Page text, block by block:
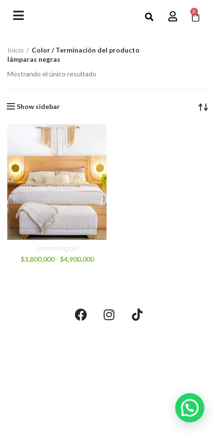
0
Inicio
Color / Terminación del producto
lámparas negras
Mostrando el único resultado
Show sidebar
Cama Fragola
$3,800,000 - $4,900,000